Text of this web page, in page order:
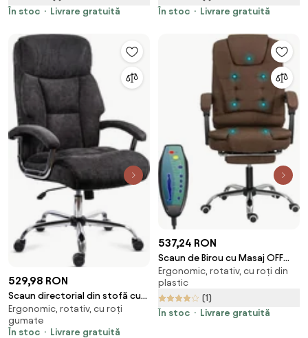
În stoc
Livrare gratuită
În stoc
Livrare gratuită
529,98 RON
Scaun directorial din stofă cu
arcuri OFF 709 negru
Ergonomic, rotativ, cu roți
gumate
În stoc
Livrare gratuită
537,24 RON
Scaun de Birou cu Masaj OFF
4181M Maro — Spătar Rabatabil
și Suport Picioare
Ergonomic, rotativ, cu roți din
plastic
(1)
În stoc
Livrare gratuită